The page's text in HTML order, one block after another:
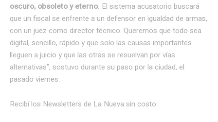
oscuro, obsoleto y eterno. El sistema acusatorio buscará
que un fiscal se enfrente a un defensor en igualdad de armas,
con un juez como director técnico. Queremos que todo sea
digital, sencillo, rápido y que solo las causas importantes
lleguen a juicio y que las otras se resuelvan por vías
alternativas”, sostuvo durante su paso por la ciudad, el
pasado viernes.
Recibí los Newsletters de La Nueva sin costo